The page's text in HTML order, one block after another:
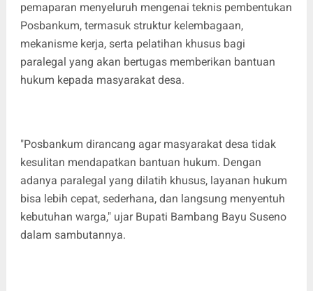
pemaparan menyeluruh mengenai teknis pembentukan
Posbankum, termasuk struktur kelembagaan,
mekanisme kerja, serta pelatihan khusus bagi
paralegal yang akan bertugas memberikan bantuan
hukum kepada masyarakat desa.
"Posbankum dirancang agar masyarakat desa tidak
kesulitan mendapatkan bantuan hukum. Dengan
adanya paralegal yang dilatih khusus, layanan hukum
bisa lebih cepat, sederhana, dan langsung menyentuh
kebutuhan warga," ujar Bupati Bambang Bayu Suseno
dalam sambutannya.